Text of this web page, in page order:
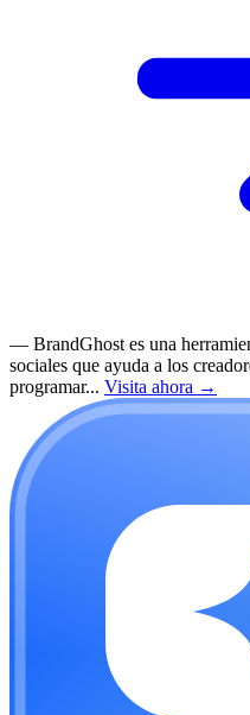
— BrandGhost es una
sociales que ayuda a los
programar... Visita ahora →